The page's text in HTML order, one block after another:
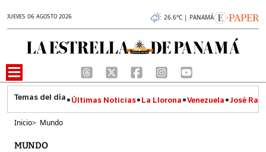
JUEVES 06 AGOSTO 2026 26.6°C | PANAMÁ
Últimas Noticias La Llorona Venezuela José
Inicio> Mundo
MUNDO